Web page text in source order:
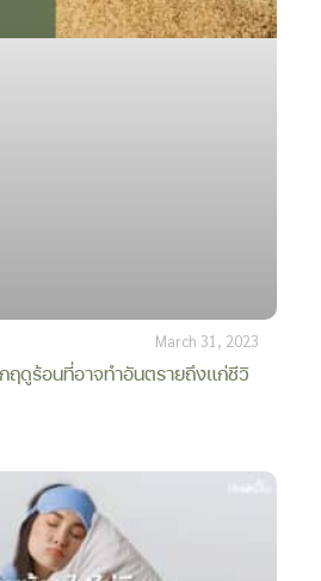
ฤดูร้อนที่อาจทำอันตรายถึงแก่ชีวิ
March 31, 2023